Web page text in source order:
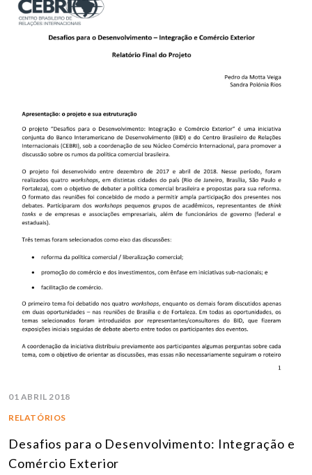
01 ABRIL 2018
RELATÓRIOS
Desafios para o Desenvolvimento: Integração e
Comércio Exterior